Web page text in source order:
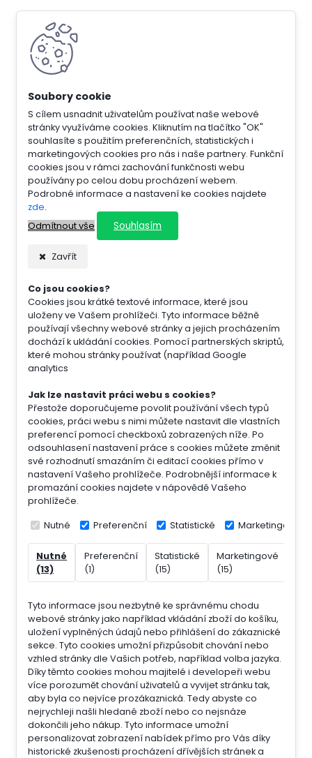
S cílem usnadnit uživatelům používat naše webové
stránky využíváme cookies. Kliknutím na tlačítko "OK"
souhlasíte s použitím preferenčních, statistických i
marketingových cookies pro nás i naše partnery. Funkční
cookies jsou v rámci zachování funkčnosti webu
používány po celou dobu procházení webem.
Podrobné informace a nastavení ke cookies najdete
zde.
Odmítnout vše
Souhlasím
Zavřít
Co jsou cookies?
Cookies jsou krátké textové informace, které jsou
uloženy ve Vašem prohlížeči. Tyto informace běžně
používají všechny webové stránky a jejich procházením
dochází k ukládání cookies. Pomocí partnerských skriptů,
které mohou stránky používat (například Google
analytics
Jak lze nastavit práci webu s cookies?
Přestože doporučujeme povolit používání všech typů
cookies, práci webu s nimi můžete nastavit dle vlastních
preferencí pomocí checkboxů zobrazených níže. Po
odsouhlasení nastavení práce s cookies můžete změnit
své rozhodnutí smazáním či editací cookies přímo v
nastavení Vašeho prohlížeče. Podrobnější informace k
promazání cookies najdete v nápovědě Vašeho
prohlížeče.
Nutné Preferenční Statistické Marketingové
Nutné
(13)
Preferenční
(1)
Statistické
(15)
Marketingové
(15)
Tyto informace jsou nezbytné ke správnému chodu
webové stránky jako například vkládání zboží do košíku,
uložení vyplněných údajů nebo přihlášení do zákaznické
sekce. Tyto cookies umožní přizpůsobit chování nebo
vzhled stránky dle Vašich potřeb, například volba jazyka.
Díky těmto cookies mohou majitelé i developeři webu
více porozumět chování uživatelů a vyvijet stránku tak,
aby byla co nejvíce prozákaznická. Tedy abyste co
nejrychleji našli hledané zboží nebo co nejsnáze
dokončili jeho nákup. Tyto informace umožní
personalizovat zobrazení nabídek přímo pro Vás díky
historické zkušenosti procházení dřívějších stránek a